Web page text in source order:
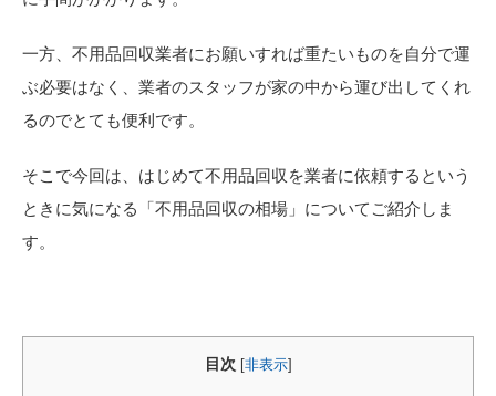
一方、不用品回収業者にお願いすれば重たいものを自分で運
ぶ必要はなく、業者のスタッフが家の中から運び出してくれ
るのでとても便利です。
そこで今回は、はじめて不用品回収を業者に依頼するという
ときに気になる「不用品回収の相場」についてご紹介しま
す。
目次 [非表示]